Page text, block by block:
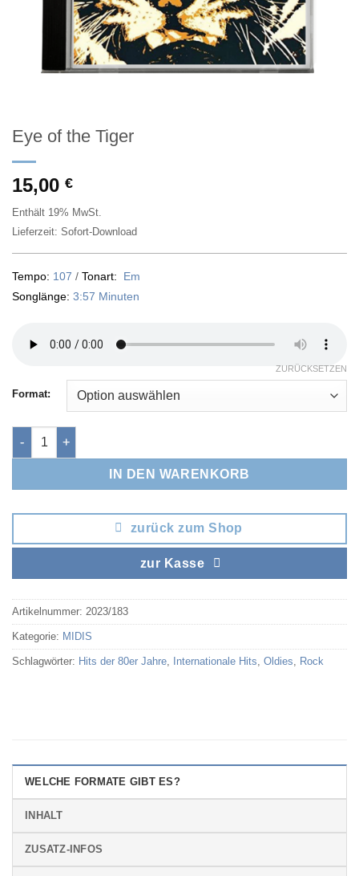
Eye of the Tiger
15,00 €
Enthält 19% MwSt.
Lieferzeit: Sofort-Download
Tempo: 107 / Tonart:
Em
Songlänge: 3:57 Minuten
Format:
ZURÜCKSETZEN
Eye of the Tiger Menge
IN DEN WARENKORB
zurück zum Shop
zur Kasse
Artikelnummer: 2023/183
Kategorie: MIDIS
Schlagwörter: Hits der 80er Jahre Internationale Hits Oldies Rock
WELCHE FORMATE GIBT ES?
INHALT
ZUSATZ-INFOS